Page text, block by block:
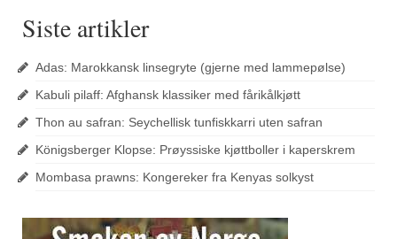
Siste artikler
Adas: Marokkansk linsegryte (gjerne med lammepølse)
Kabuli pilaff: Afghansk klassiker med fårikålkjøtt
Thon au safran: Seychellisk tunfiskkarri uten safran
Königsberger Klopse: Prøyssiske kjøttboller i kaperskrem
Mombasa prawns: Kongereker fra Kenyas solkyst